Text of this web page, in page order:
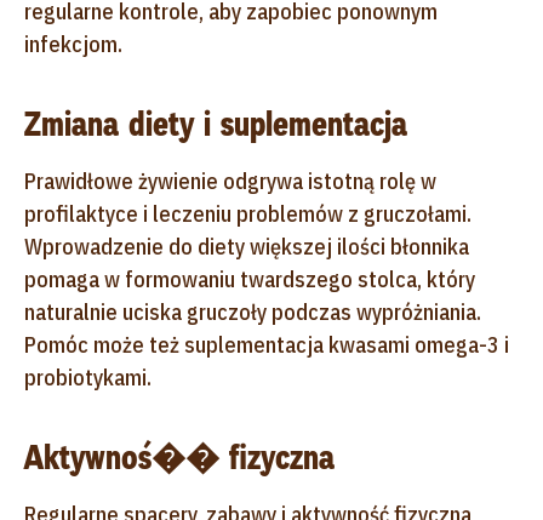
regularne kontrole, aby zapobiec ponownym
infekcjom.
Zmiana diety i suplementacja
Prawidłowe żywienie odgrywa istotną rolę w
profilaktyce i leczeniu problemów z gruczołami.
Wprowadzenie do diety większej ilości błonnika
pomaga w formowaniu twardszego stolca, który
naturalnie uciska gruczoły podczas wypróżniania.
Pomóc może też suplementacja kwasami omega-3 i
probiotykami.
Aktywnoś�� fizyczna
Regularne spacery, zabawy i aktywność fizyczna